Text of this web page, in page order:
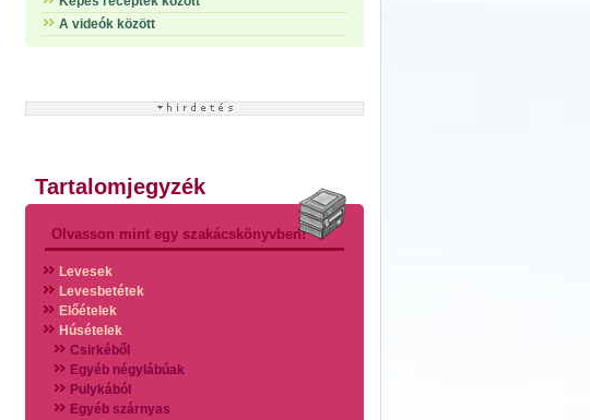
A videók között
Tartalomjegyzék
Olvasson mint egy szakácskönyvben!
Levesek
Levesbetétek
Előételek
Húsételek
Csirkéből
Egyéb négylábúak
Pulykából
Egyéb szárnyas